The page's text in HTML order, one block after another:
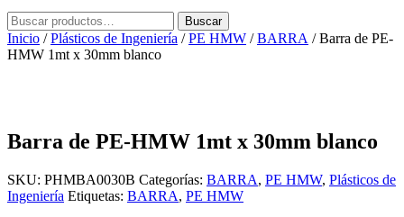
Buscar
por:
Buscar
Inicio /Plásticos de Ingeniería /PE HMW /BARRA / Barra de PE-
HMW 1mt x 30mm blanco
Barra de PE-HMW 1mt x 30mm blanco
SKU: PHMBA0030B Categorías: BARRA, PE HMW, Plásticos de
Ingeniería Etiquetas: BARRA, PE HMW